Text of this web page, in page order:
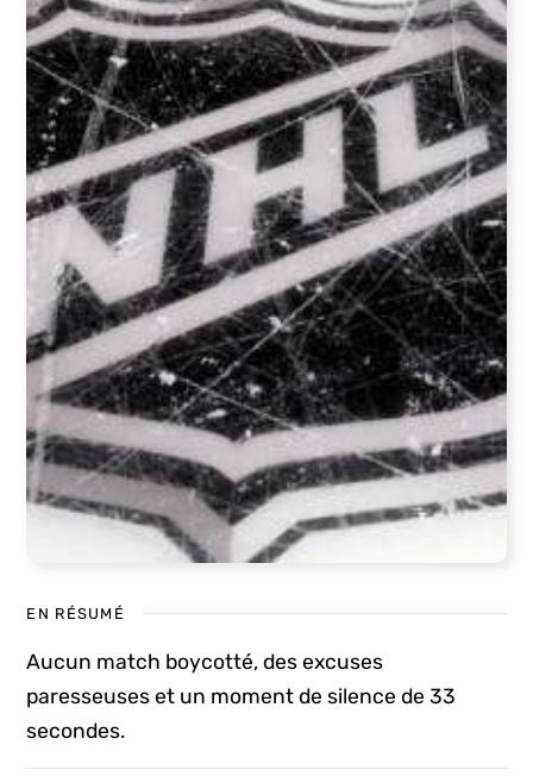
EN RÉSUMÉ
Aucun match boycotté, des excuses
paresseuses et un moment de silence de 33
secondes.